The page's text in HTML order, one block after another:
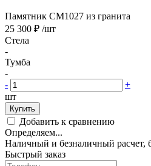
Памятник CM1027 из гранита
25 300 ₽ /шт
Стела
-
Тумба
-
-
+
шт
Купить
Добавить к сравнению
Определяем...
Наличный и безналичный расчет,
Быстрый заказ